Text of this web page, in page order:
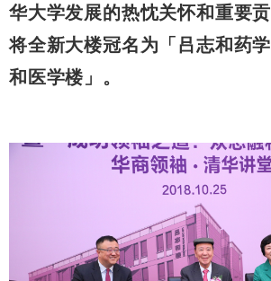
华大学发展的热忱关怀和重要
将全新大楼冠名为「吕志和药
和医学楼」。